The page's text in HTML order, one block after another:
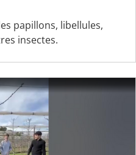
papillons, libellules,
insectes.